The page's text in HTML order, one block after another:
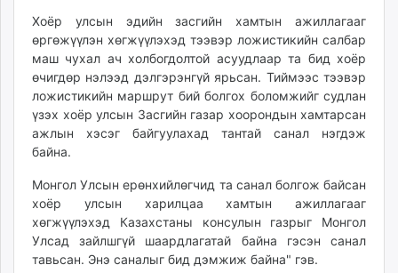
Хоёр улсын эдийн засгийн хамтын ажиллагааг
өргөжүүлэн хөгжүүлэхэд тээвэр ложистикийн салбар
маш чухал ач холбогдолтой асуудлаар та бид хоёр
өчигдөр нэлээд дэлгэрэнгүй ярьсан. Тиймээс тээвэр
ложистикийн маршрут бий болгох боломжийг судлан
үзэх хоёр улсын Засгийн газар хоорондын хамтарсан
ажлын хэсэг байгуулахад тантай санал нэгдэж
байна.
Монгол Улсын ерөнхийлөгчид та санал болгож байсан
хоёр улсын харилцаа хамтын ажиллагааг
хөгжүүлэхэд Казахстаны консулын газрыг Монгол
Улсад зайлшгүй шаардлагатай байна гэсэн санал
тавьсан. Энэ саналыг бид дэмжиж байна" гэв.